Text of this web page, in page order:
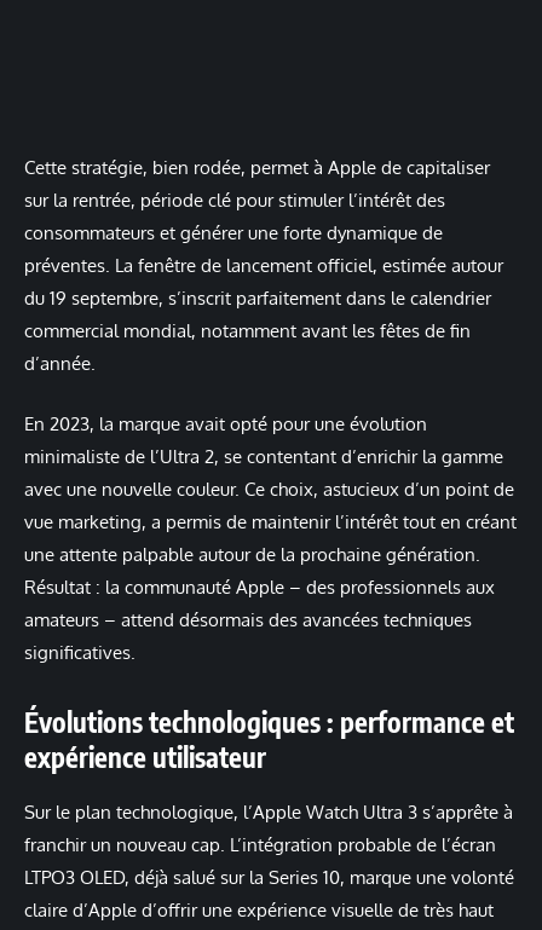
Cette stratégie, bien rodée, permet à Apple de capitaliser
sur la rentrée, période clé pour stimuler l’intérêt des
consommateurs et générer une forte dynamique de
préventes. La fenêtre de lancement officiel, estimée autour
du 19 septembre, s’inscrit parfaitement dans le calendrier
commercial mondial, notamment avant les fêtes de fin
d’année.
En 2023, la marque avait opté pour une évolution
minimaliste de l’Ultra 2, se contentant d’enrichir la gamme
avec une nouvelle couleur. Ce choix, astucieux d’un point de
vue marketing, a permis de maintenir l’intérêt tout en créant
une attente palpable autour de la prochaine génération.
Résultat : la communauté Apple – des professionnels aux
amateurs – attend désormais des avancées techniques
significatives.
Évolutions technologiques : performance et
expérience utilisateur
Sur le plan technologique, l’Apple Watch Ultra 3 s’apprête à
franchir un nouveau cap. L’intégration probable de l’écran
LTPO3 OLED, déjà salué sur la Series 10, marque une volonté
claire d’Apple d’offrir une expérience visuelle de très haut